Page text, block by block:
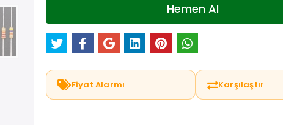
Hemen Al
Fiyat Alarmı Karşılaştır